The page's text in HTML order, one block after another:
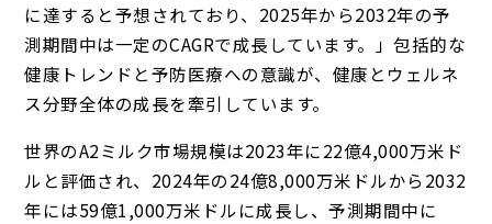
に達すると予想されており、2025年から2032年の予
測期間中は一定のCAGRで成長しています。」包括的な
健康トレンドと予防医療への意識が、健康とウェルネ
ス分野全体の成長を牽引しています。
世界のA2ミルク市場規模は2023年に22億4,000万米ド
ルと評価され、2024年の24億8,000万米ドルから2032
年には59億1,000万米ドルに成長し、予測期間中に